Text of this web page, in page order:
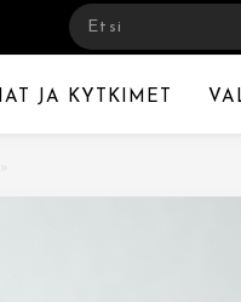
JA KYTKIMET